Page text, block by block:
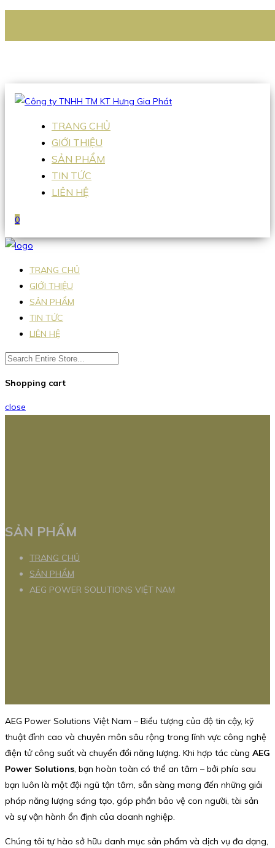
Hotline:0938 336 079
TRANG CHỦ
GIỚI THIỆU
SẢN PHẨM
TIN TỨC
LIÊN HỆ
0
TRANG CHỦ
GIỚI THIỆU
SẢN PHẨM
TIN TỨC
LIÊN HỆ
Shopping cart
close
SẢN PHẨM
TRANG CHỦ
SẢN PHẨM
AEG POWER SOLUTIONS VIỆT NAM
AEG Power Solutions Việt Nam – Biểu tượng của độ tin cậy, kỹ
thuật đỉnh cao và chuyên môn sâu rộng trong lĩnh vực công nghệ
điện tử công suất và chuyển đổi năng lượng. Khi hợp tác cùng AEG
Power Solutions, bạn hoàn toàn có thể an tâm – bởi phía sau
bạn luôn là một đội ngũ tận tâm, sẵn sàng mang đến những giải
pháp năng lượng sáng tạo, góp phần bảo vệ con người, tài sản
và sự vận hành ổn định của doanh nghiệp.
Chúng tôi tự hào sở hữu danh mục sản phẩm và dịch vụ đa dạng,